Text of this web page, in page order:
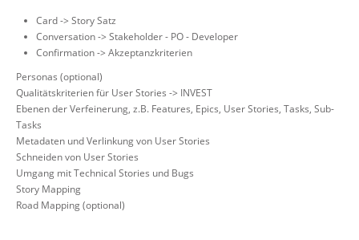
Card -> Story Satz
Conversation -> Stakeholder - PO - Developer
Confirmation -> Akzeptanzkriterien
Personas (optional)
Qualitätskriterien für User Stories -> INVEST
Ebenen der Verfeinerung, z.B. Features, Epics, User Stories, Tasks, Sub-
Tasks
Metadaten und Verlinkung von User Stories
Schneiden von User Stories
Umgang mit Technical Stories und Bugs
Story Mapping
Road Mapping (optional)